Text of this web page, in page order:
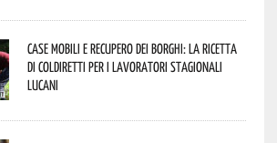
Case mobili e recupero dei borghi: la ricetta
di Coldiretti per i lavoratori stagionali
lucani